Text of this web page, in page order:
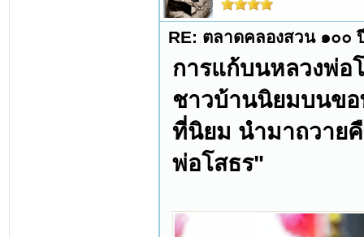
RE: ตลาดคลองสวน ๑๐๐
การแก้บนหลวงพ่อ
ชาวบ้านนิยมบนขอ
ที่นิยม นำมาถวาย
พ่อโสธร"